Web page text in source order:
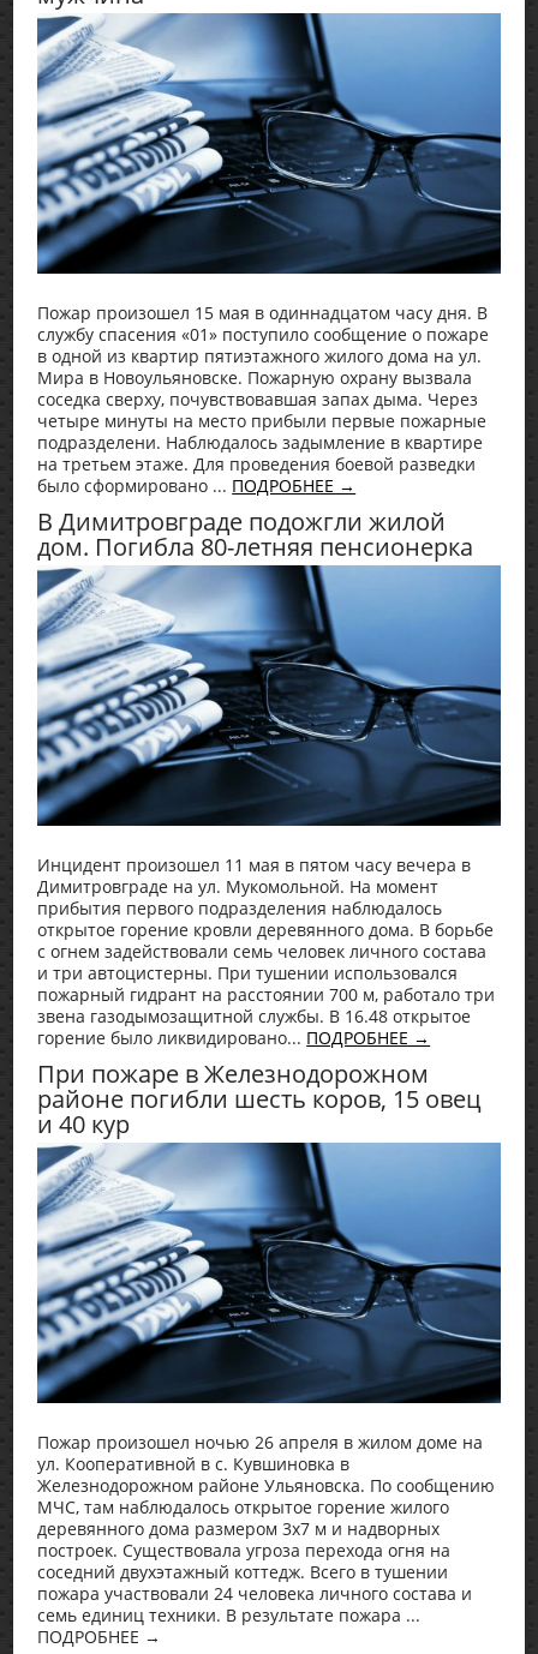
Пожар произошел 15 мая в одиннадцатом часу дня. В
службу спасения «01» поступило сообщение о пожаре
в одной из квартир пятиэтажного жилого дома на ул.
Мира в Новоульяновске. Пожарную охрану вызвала
соседка сверху, почувствовавшая запах дыма. Через
четыре минуты на место прибыли первые пожарные
подразделени. Наблюдалось задымление в квартире
на третьем этаже. Для проведения боевой разведки
было сформировано ... ПОДРОБНЕЕ →
В Димитровграде подожгли жилой
дом. Погибла 80-летняя пенсионерка
Инцидент произошел 11 мая в пятом часу вечера в
Димитровграде на ул. Мукомольной. На момент
прибытия первого подразделения наблюдалось
открытое горение кровли деревянного дома. В борьбе
с огнем задействовали семь человек личного состава
и три автоцистерны. При тушении использовался
пожарный гидрант на расстоянии 700 м, работало три
звена газодымозащитной службы. В 16.48 открытое
горение было ликвидировано... ПОДРОБНЕЕ →
При пожаре в Железнодорожном
районе погибли шесть коров, 15 овец
и 40 кур
Пожар произошел ночью 26 апреля в жилом доме на
ул. Кооперативной в с. Кувшиновка в
Железнодорожном районе Ульяновска. По сообщению
МЧС, там наблюдалось открытое горение жилого
деревянного дома размером 3х7 м и надворных
построек. Существовала угроза перехода огня на
соседний двухэтажный коттедж. Всего в тушении
пожара участвовали 24 человека личного состава и
семь единиц техники. В результате пожара ...
ПОДРОБНЕЕ →